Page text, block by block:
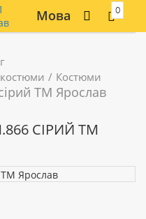
Мова 0
Костюми
ТМ Ярослав
СІРИЙ ТМ